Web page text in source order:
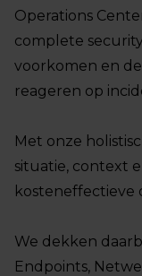
Operations
complete
voorkomen en
reageren op
Met onze
situatie, context
kosteneffectieve
We dekken
Endpoints,